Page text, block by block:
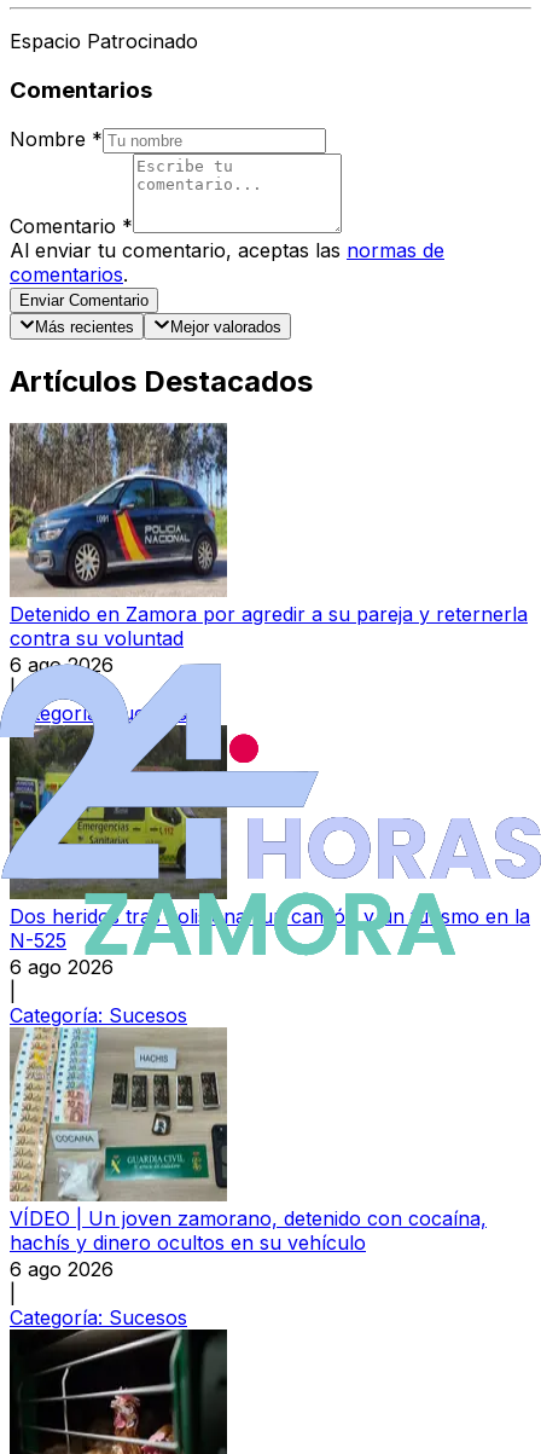
Espacio Patrocinado
Comentarios
Nombre *
Comentario *
Al enviar tu comentario, aceptas las normas de
comentarios.
Enviar Comentario
Más recientes
Mejor valorados
Artículos Destacados
Detenido en Zamora por agredir a su pareja y reternerla
contra su voluntad
6 ago 2026
|
Categoría:
Sucesos
Dos heridos tras colisionar un camión y un turismo en la
N-525
6 ago 2026
Categoría: Sucesos
VÍDEO | Un joven zamorano, detenido con cocaína,
hachís y dinero ocultos en su vehículo
6 ago 2026
Categoría: Sucesos